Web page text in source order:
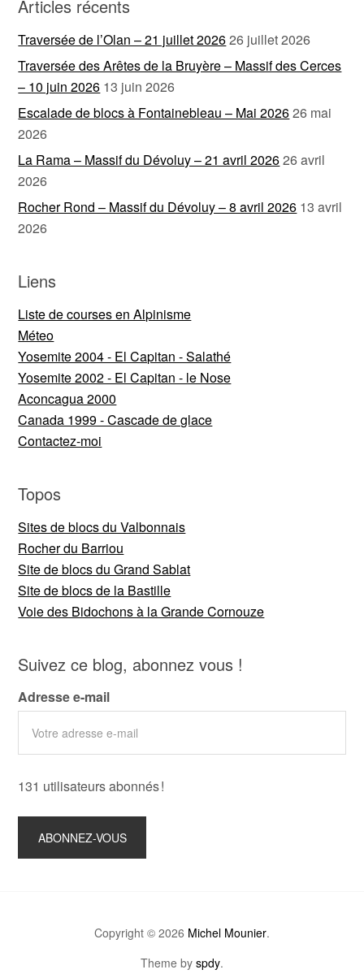
Articles récents
Traversée de l’Olan – 21 juillet 202626 juillet 2026
Traversée des Arêtes de la Bruyère – Massif des Cerces
– 10 juin 2026 13 juin 2026
Escalade de blocs à Fontainebleau – Mai 202626 mai
2026
La Rama – Massif du Dévoluy – 21 avril 202626 avril
2026
Rocher Rond – Massif du Dévoluy – 8 avril 2026 13 avril
2026
Liens
Liste de courses en Alpinisme
Méteo
Yosemite 2004 - El Capitan - Salathé
Yosemite 2002 - El Capitan - le Nose
Aconcagua 2000
Canada 1999 - Cascade de glace
Contactez-moi
Topos
Sites de blocs du Valbonnais
Rocher du Barriou
Site de blocs du Grand Sablat
Site de blocs de la Bastille
Voie des Bidochons à la Grande Cornouze
Suivez ce blog, abonnez vous !
Adresse e-mail
131 utilisateurs abonnés !
Copyright © 2026 Michel Mounier.
Theme by spdy.